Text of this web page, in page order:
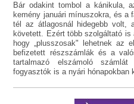
Bár odakint tombol a kánikula,
kemény januári mínuszokra, és a
tél az átlagosnál hidegebb volt,
követett. Ezért több szolgáltató
hogy „plusszosak" lehetnek az
befizetett részszámlák és a
tartalmazó elszámoló
fogyasztók is a nyári hónapokban